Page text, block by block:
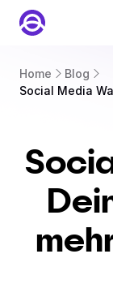
Home
Blog
Social Media